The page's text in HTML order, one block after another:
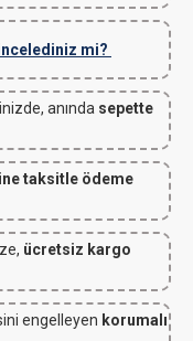
mi?
anında sepette
taksitle ödeme
ücretsiz kargo
engelleyen korumalı